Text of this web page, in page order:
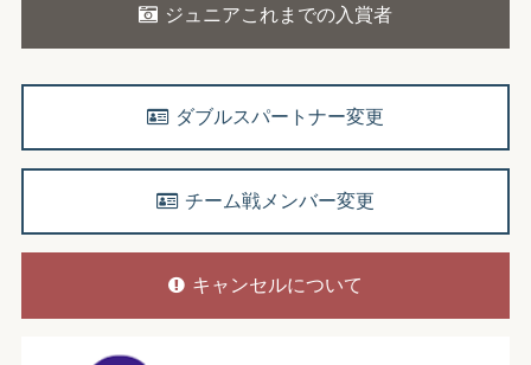
ジュニアこれまでの入賞者
ダブルスパートナー変更
チーム戦メンバー変更
キャンセルについて